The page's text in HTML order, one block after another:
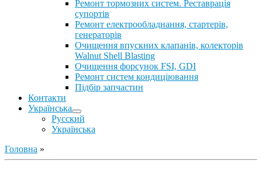
Ремонт тормозних систем. Реставрація
супортів
Ремонт електрообладнання, стартерів,
генераторів
Очищення впускних клапанів, колекторів
Walnut Shell Blasting
Очищення форсунок FSI, GDI
Ремонт систем кондиціювання
Підбір запчастин
Контакти
Українська
Русский
Українська
Головна »